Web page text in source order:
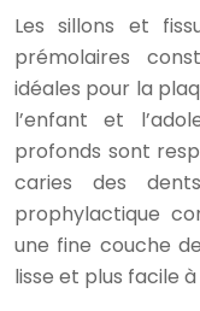
Les sillons et
prémolaires
idéales pour la
l’enfant et
profonds sont
caries des
prophylactique
une fine couche
lisse et plus facile